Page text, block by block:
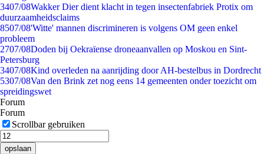
3407/08Wakker Dier dient klacht in tegen insectenfabriek Protix om
duurzaamheidsclaims
8507/08'Witte' mannen discrimineren is volgens OM geen enkel
probleem
2707/08Doden bij Oekraïense droneaanvallen op Moskou en Sint-
Petersburg
3407/08Kind overleden na aanrijding door AH-bestelbus in Dordrecht
5307/08Van den Brink zet nog eens 14 gemeenten onder toezicht om
spreidingswet
Forum
Forum
Scrollbar gebruiken
opslaan